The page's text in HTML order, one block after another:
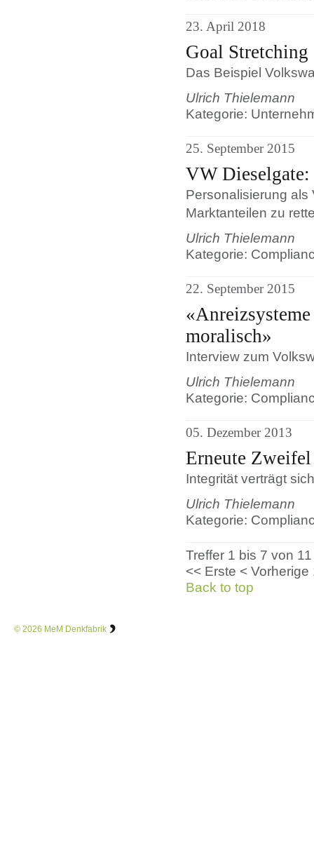
23. April 2018
Goal Stretching
Das Beispiel
Ulrich Thielemann
Kategorie:
25. September 2015
VW Dieselgate:
Personalisierung als
Marktanteilen zu
Ulrich Thielemann
Kategorie:
22. September 2015
moralisch»
Interview zum
Ulrich Thielemann
Kategorie:
05. Dezember 2013
Erneute
Integrität verträgt
Ulrich Thielemann
Kategorie:
Treffer 1 bis 7 von 11
<< Erste < Vorherige
Back to top
© 2026 MeM Denkfabrik